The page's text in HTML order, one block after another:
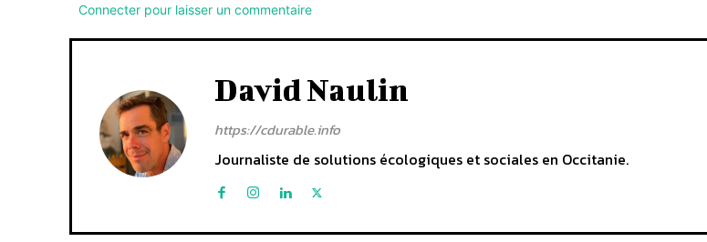
Connecter pour laisser un commentaire
David Naulin
https://cdurable.info
Journaliste de solutions écologiques et sociales en Occitanie.